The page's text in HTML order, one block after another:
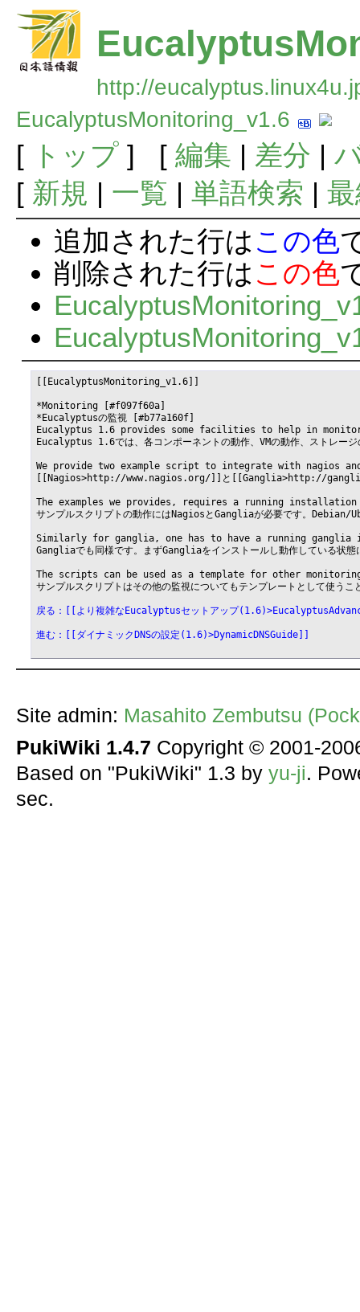
http://
EucalyptusMonitoring_v1.6
[ トップ] [ 編集 | 差分 |
[ 新規 | 一覧 | 単語検索 |
追加された行は この色
削除された行は この色
[[EucalyptusMonitoring_v1.6]]
*Monitoring [#f097f60a]
*Eucalyptusの監視 [#b77a160f]
Eucalyptus 1.6 provides some facilities to help in
Eucalyptus 1.6では、各コンポーネントの動作、VMの動作、ストレー
We provide two example script to integrate with nagios
[[Nagios>http://www.nagios.org/]]と[[Ganglia>http://
The examples we provides, requires a running
サンプルスクリプトの動作にはNagiosとGangliaが必要です。Debian/
Similarly for ganglia, one has to have a running
Gangliaでも同様です。まずGangliaをインストールし動作している状態
The scripts can be used as a template for other
サンプルスクリプトはその他の監視についてもテンプレートとして使うこ
戻る：[[より複雑なEucalyptusセットアップ
進む：[[ダイナミックDNSの設定(1.6)>DynamicDNSGuide]]
Site admin: Masahito Zembutsu
PukiWiki 1.4.7 Copyright © 2001-
Based on "PukiWiki" 1.3 by yu-ji.
sec.